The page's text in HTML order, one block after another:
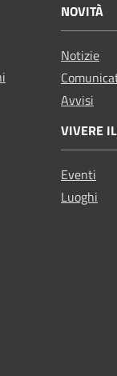
NOVITÀ
Notizie
Avvisi
VIVERE
Eventi
Luoghi